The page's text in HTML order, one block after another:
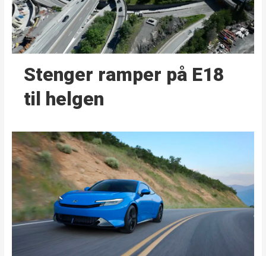
Stenger ramper på E18
til helgen